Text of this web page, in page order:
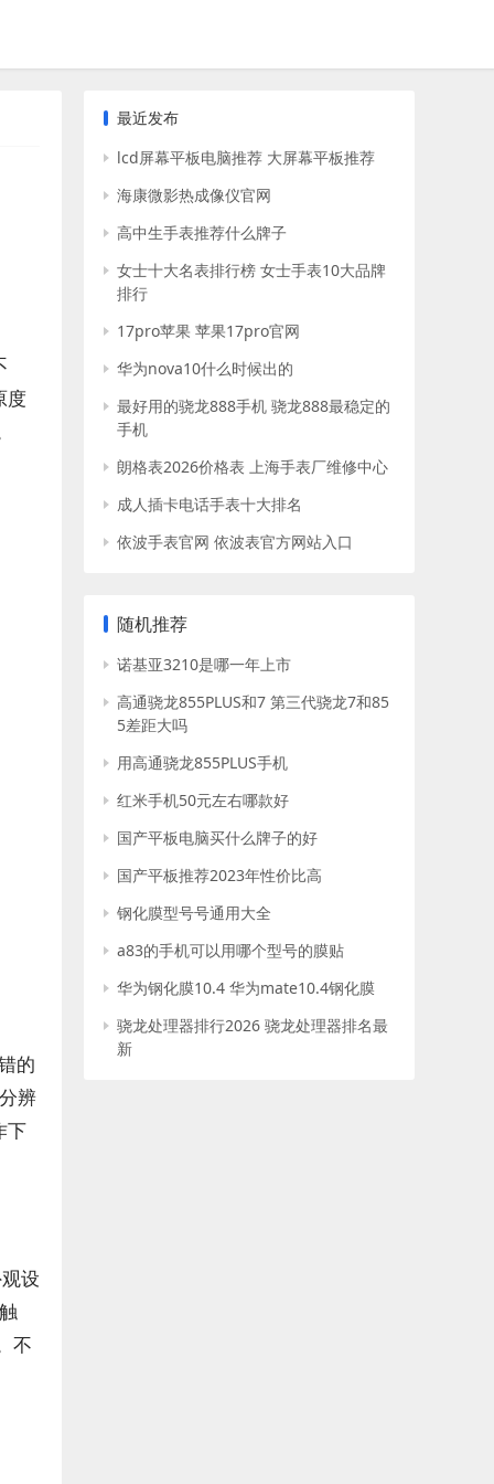
度
的
辨
下
设
不
最近发布
lcd屏幕平板电脑推荐 大屏幕平板推荐
海康微影热成像仪官网
高中生手表推荐什么牌子
女士十大名表排行榜 女士手表10大品牌
排行
17pro苹果 苹果17pro官网
华为nova10什么时候出的
最好用的骁龙888手机 骁龙888最稳定的
手机
朗格表2026价格表 上海手表厂维修中心
成人插卡电话手表十大排名
依波手表官网 依波表官方网站入口
随机推荐
诺基亚3210是哪一年上市
高通骁龙855PLUS和7 第三代骁龙7和85
5差距大吗
用高通骁龙855PLUS手机
红米手机50元左右哪款好
国产平板电脑买什么牌子的好
国产平板推荐2023年性价比高
钢化膜型号号通用大全
a83的手机可以用哪个型号的膜贴
华为钢化膜10.4 华为mate10.4钢化膜
骁龙处理器排行2026 骁龙处理器排名最
新